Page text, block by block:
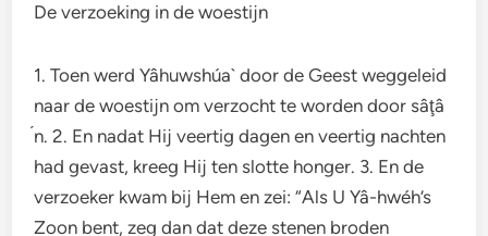
De verzoeking in de woestijn
1. Toen werd Yâhuwshúa` door de Geest weggeleid
naar de woestijn om verzocht te worden door sâţâ
́n. 2. En nadat Hij veertig dagen en veertig nachten
had gevast, kreeg Hij ten slotte honger. 3. En de
verzoeker kwam bij Hem en zei: “Als U Yâ-hwéh’s
Zoon bent, zeg dan dat deze stenen broden